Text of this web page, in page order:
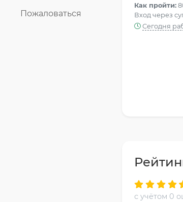
Пожаловаться
Как пройти:
Вход через
Сегодня
с учётом 0